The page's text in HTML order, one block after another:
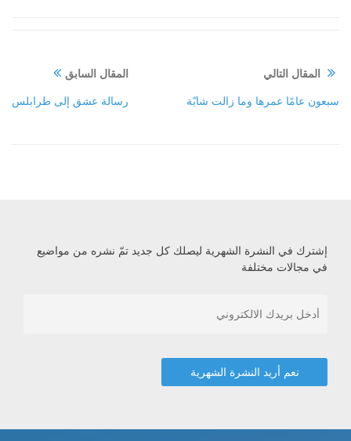
المقال السابق
رسالة عشق إلى طرابلس
المقال التالي
سبعون عامًا عمرها وما زالت شابّة
إشترك في النشرة الشهرية ليصلك كل جديد تمّ نشره من مواضيع
في مجالات مختلفة